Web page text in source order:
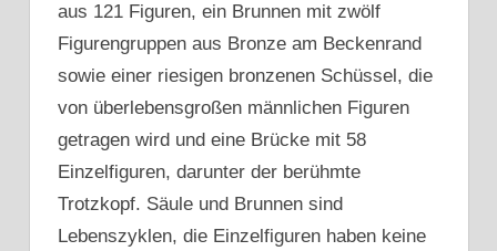
aus 121 Figuren, ein Brunnen mit zwölf
Figurengruppen aus Bronze am Beckenrand
sowie einer riesigen bronzenen Schüssel, die
von überlebensgroßen männlichen Figuren
getragen wird und eine Brücke mit 58
Einzelfiguren, darunter der berühmte
Trotzkopf. Säule und Brunnen sind
Lebenszyklen, die Einzelfiguren haben keine